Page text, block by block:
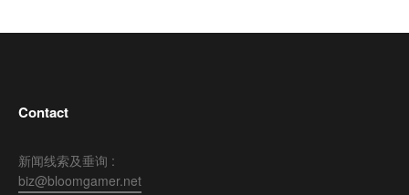
Contact
新闻线索及垂询 :
biz@bloomgamer.net